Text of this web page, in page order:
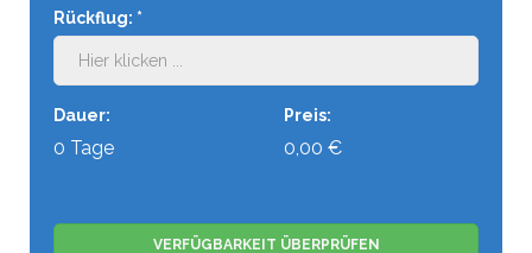
Rückflug: *
Dauer:
0 Tage
Preis:
0,00 €